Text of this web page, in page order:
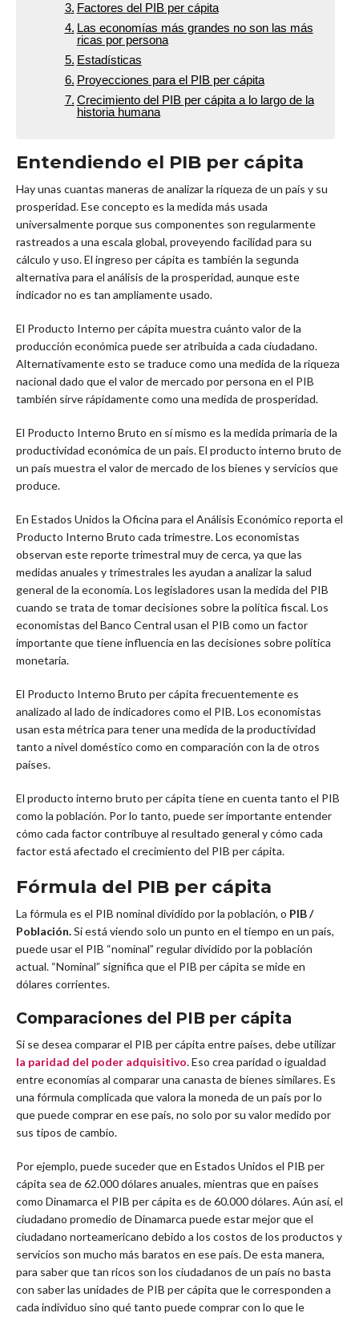
Factores del PIB per cápita
Las economías más grandes no son las más
ricas por persona
Estadísticas
Proyecciones para el PIB per cápita
Crecimiento del PIB per cápita a lo largo de la
historia humana
Entendiendo el PIB per cápita
Hay unas cuantas maneras de analizar la riqueza de un país y su
prosperidad. Ese concepto es la medida más usada
universalmente porque sus componentes son regularmente
rastreados a una escala global, proveyendo facilidad para su
cálculo y uso. El ingreso per cápita es también la segunda
alternativa para el análisis de la prosperidad, aunque este
indicador no es tan ampliamente usado.
El Producto Interno per cápita muestra cuánto valor de la
producción económica puede ser atribuida a cada ciudadano.
Alternativamente esto se traduce como una medida de la riqueza
nacional dado que el valor de mercado por persona en el PIB
también sirve rápidamente como una medida de prosperidad.
El Producto Interno Bruto en sí mismo es la medida primaria de la
productividad económica de un país. El producto interno bruto de
un país muestra el valor de mercado de los bienes y servicios que
produce.
En Estados Unidos la Oficina para el Análisis Económico reporta el
Producto Interno Bruto cada trimestre. Los economistas
observan este reporte trimestral muy de cerca, ya que las
medidas anuales y trimestrales les ayudan a analizar la salud
general de la economía. Los legisladores usan la medida del PIB
cuando se trata de tomar decisiones sobre la política fiscal. Los
economistas del Banco Central usan el PIB como un factor
importante que tiene influencia en las decisiones sobre política
monetaria.
El Producto Interno Bruto per cápita frecuentemente es
analizado al lado de indicadores como el PIB. Los economistas
usan esta métrica para tener una medida de la productividad
tanto a nivel doméstico como en comparación con la de otros
países.
El producto interno bruto per cápita tiene en cuenta tanto el PIB
como la población. Por lo tanto, puede ser importante entender
cómo cada factor contribuye al resultado general y cómo cada
factor está afectado el crecimiento del PIB per cápita.
Fórmula del PIB per cápita
La fórmula es el PIB nominal dividido por la población, o PIB /
Población.Si está viendo solo un punto en el tiempo en un país,
puede usar el PIB “nominal” regular dividido por la población
actual. “Nominal” significa que el PIB per cápita se mide en
dólares corrientes.
Comparaciones del PIB per cápita
Si se desea comparar el PIB per cápita entre países, debe utilizar
la paridad del poder adquisitivo. Eso crea paridad o igualdad
entre economías al comparar una canasta de bienes similares. Es
una fórmula complicada que valora la moneda de un país por lo
que puede comprar en ese país, no solo por su valor medido por
sus tipos de cambio.
Por ejemplo, puede suceder que en Estados Unidos el PIB per
cápita sea de 62.000 dólares anuales, mientras que en países
como Dinamarca el PIB per cápita es de 60.000 dólares. Aún así, el
ciudadano promedio de Dinamarca puede estar mejor que el
ciudadano norteamericano debido a los costos de los productos y
servicios son mucho más baratos en ese país. De esta manera,
para saber que tan ricos son los ciudadanos de un país no basta
con saber las unidades de PIB per cápita que le corresponden a
cada individuo sino qué tanto puede comprar con lo que le